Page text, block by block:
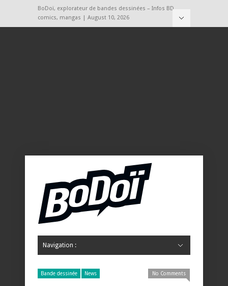
BoDoï, explorateur de bandes dessinées – Infos BD,
comics, mangas | August 10, 2026
Navigation :
Bande dessinée News No Comments